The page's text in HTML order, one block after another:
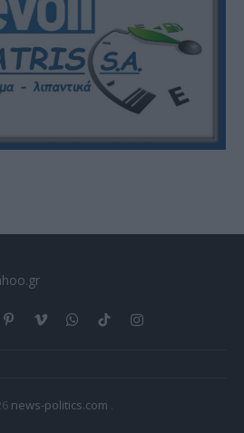
PinterestVimeoWhatsApp
TikTokInstagram
news-politics.com .